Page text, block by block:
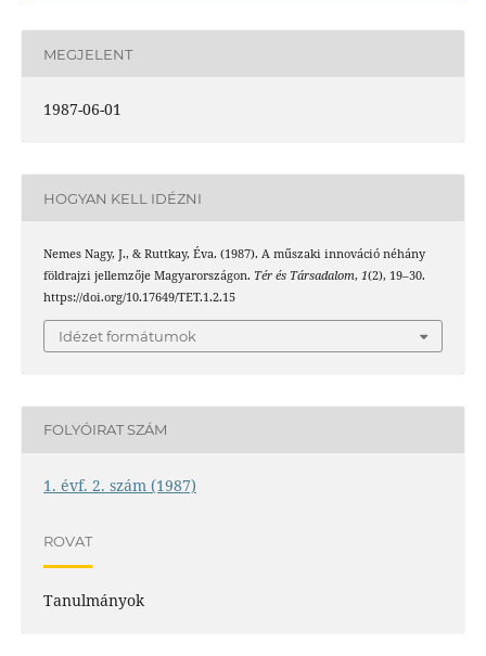
MEGJELENT
1987-06-01
HOGYAN KELL IDÉZNI
Nemes Nagy, J., & Ruttkay, Éva. (1987). A műszaki innováció néhány
földrajzi jellemzője Magyarországon. Tér és Társadalom, 1(2), 19–30.
https://doi.org/10.17649/TET.1.2.15
Idézet formátumok
FOLYÓIRAT SZÁM
1. évf. 2. szám (1987)
ROVAT
Tanulmányok